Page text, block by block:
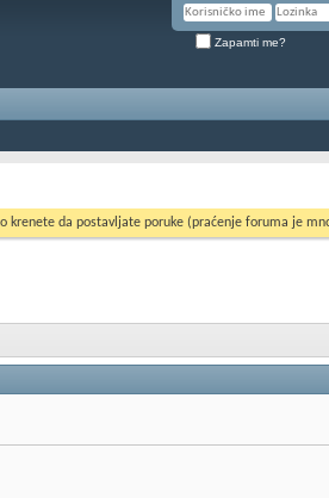
Zapamti me?
krenete da postavljate poruke (praćenje foruma je